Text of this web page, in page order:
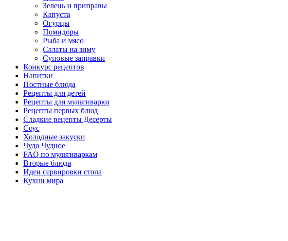
Зелень и приправы
Капуста
Огурцы
Помидоры
Рыба и мясо
Салаты на зиму
Суповые заправки
Конкурс рецептов
Напитки
Постные блюда
Рецепты для детей
Рецепты для мультиварки
Рецепты первых блюд
Сладкие рецепты Десерты
Соус
Холодные закуски
Чудо Чудное
FAQ по мультиваркам
Вторые блюда
Идеи сервировки стола
Кухни мира